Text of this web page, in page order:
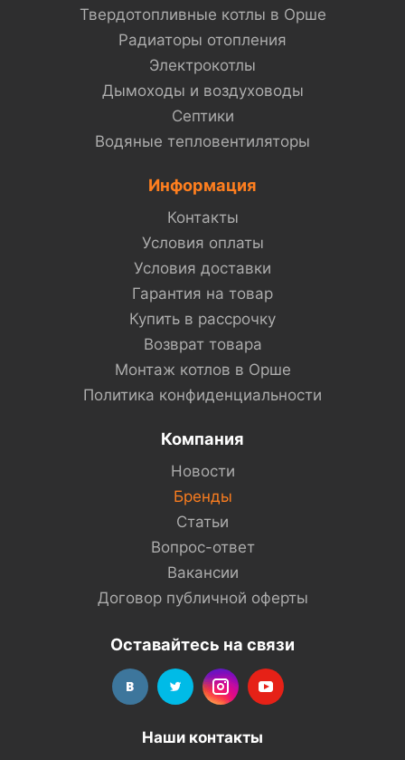
Твердотопливные котлы в Орше
Радиаторы отопления
Электрокотлы
Дымоходы и воздуховоды
Септики
Водяные тепловентиляторы
Информация
Контакты
Условия оплаты
Условия доставки
Гарантия на товар
Купить в рассрочку
Возврат товара
Монтаж котлов в Орше
Политика конфиденциальности
Компания
Новости
Бренды
Статьи
Вопрос-ответ
Вакансии
Договор публичной оферты
Оставайтесь на связи
Наши контакты